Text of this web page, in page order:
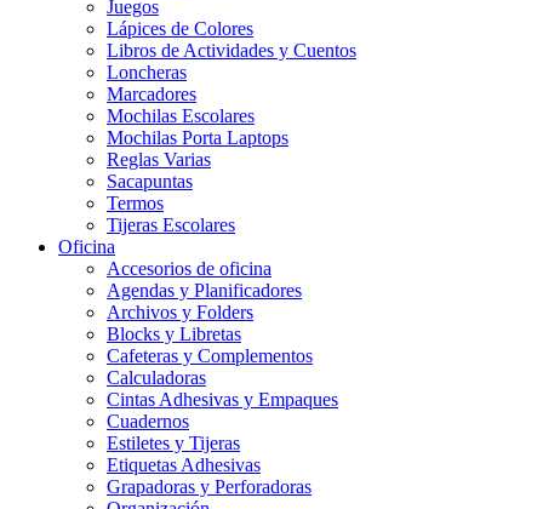
Juegos
Lápices de Colores
Libros de Actividades y Cuentos
Loncheras
Marcadores
Mochilas Escolares
Mochilas Porta Laptops
Reglas Varias
Sacapuntas
Termos
Tijeras Escolares
Oficina
Accesorios de oficina
Agendas y Planificadores
Archivos y Folders
Blocks y Libretas
Cafeteras y Complementos
Calculadoras
Cintas Adhesivas y Empaques
Cuadernos
Estiletes y Tijeras
Etiquetas Adhesivas
Grapadoras y Perforadoras